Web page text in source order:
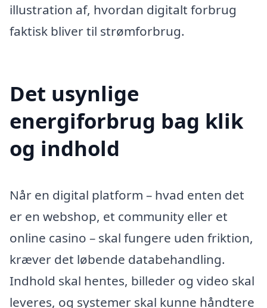
illustration af, hvordan digitalt forbrug
faktisk bliver til strømforbrug.
Det usynlige
energiforbrug bag klik
og indhold
Når en digital platform – hvad enten det
er en webshop, et community eller et
online casino – skal fungere uden friktion,
kræver det løbende databehandling.
Indhold skal hentes, billeder og video skal
leveres, og systemer skal kunne håndtere